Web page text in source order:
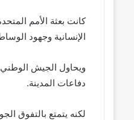
كانت بعثة الأمم
الإنسانية وجهود
ويحاول الجيش الوطني
دفاعات المدينة.
لكنه يتمتع بالتفوق